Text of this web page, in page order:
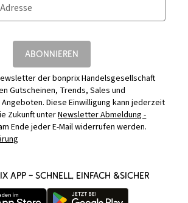
ABONNIEREN
der bonprix Handelsgesellschaft
Gutscheinen, Trends, Sales und
Diese Einwilligung kann jederzeit
Zukunft unterNewsletter Abmeldung -
Ende jeder E-Mail widerrufen werden.
APP – SCHNELL, EINFACH &SICHER